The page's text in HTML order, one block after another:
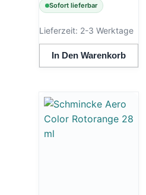
Sofort lieferbar
Lieferzeit: 2-3 Werktage
In Den Warenkorb